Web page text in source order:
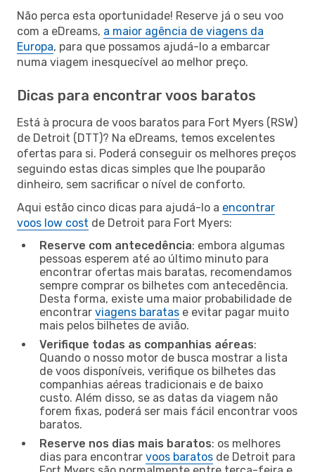
Não perca esta oportunidade! Reserve já o seu voo
com a eDreams, a maior agência de viagens da
Europa, para que possamos ajudá-lo a embarcar
numa viagem inesquecível ao melhor preço.
Dicas para encontrar voos baratos
Está à procura de voos baratos para Fort Myers (RSW)
de Detroit (DTT)? Na eDreams, temos excelentes
ofertas para si. Poderá conseguir os melhores preços
seguindo estas dicas simples que lhe pouparão
dinheiro, sem sacrificar o nível de conforto.
Aqui estão cinco dicas para ajudá-lo a encontrar
voos low cost de Detroit para Fort Myers:
Reserve com antecedência: embora algumas
pessoas esperem até ao último minuto para
encontrar ofertas mais baratas, recomendamos
sempre comprar os bilhetes com antecedência.
Desta forma, existe uma maior probabilidade de
encontrar viagens baratas e evitar pagar muito
mais pelos bilhetes de avião.
Verifique todas as companhias aéreas:
Quando o nosso motor de busca mostrar a lista
de voos disponíveis, verifique os bilhetes das
companhias aéreas tradicionais e de baixo
custo. Além disso, se as datas da viagem não
forem fixas, poderá ser mais fácil encontrar voos
baratos.
Reserve nos dias mais baratos: os melhores
dias para encontrar voos baratos de Detroit para